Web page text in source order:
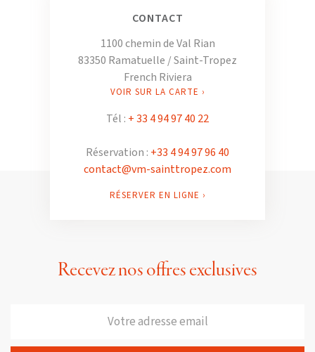
Recevez nos offres exclusives
CONTACT
1100 chemin de Val Rian
83350 Ramatuelle / Saint-Tropez
French Riviera
VOIR SUR LA CARTE ›
Tél : + 33 4 94 97 40 22
Réservation : +33 4 94 97 96 40
contact@vm-sainttropez.com
RÉSERVER EN LIGNE ›